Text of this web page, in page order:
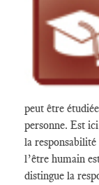
peut être
personne. Est
la
l’être humain
distingue la